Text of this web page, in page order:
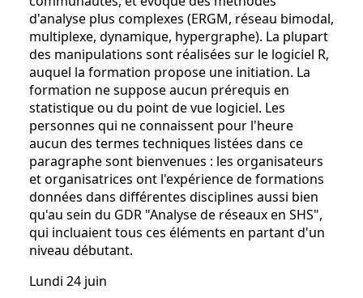
d'analyse plus complexes (ERGM, réseau bimodal,
multiplexe, dynamique, hypergraphe). La plupart
des manipulations sont réalisées sur le logiciel R,
auquel la formation propose une initiation. La
formation ne suppose aucun prérequis en
statistique ou du point de vue logiciel. Les
personnes qui ne connaissent pour l'heure
aucun des termes techniques listées dans ce
paragraphe sont bienvenues : les organisateurs
et organisatrices ont l'expérience de formations
données dans différentes disciplines aussi bien
qu'au sein du GDR "Analyse de réseaux en SHS",
qui incluaient tous ces éléments en partant d'un
niveau débutant.
Lundi 24 juin